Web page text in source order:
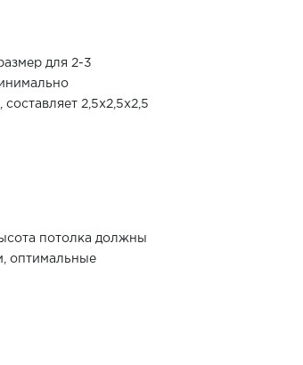
для 2-3
2,5х2,5х2,5
потолка должны
оптимальные